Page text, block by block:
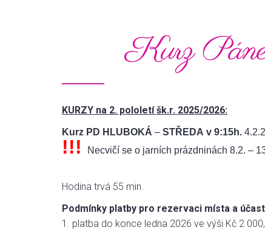
Kurz
KURZY na 2. pololetí šk.r. 2025/2026:
Kurz PD HLUBOKÁ – STŘEDA v 9:15h.
!!! Necvičí se o jarních prázdninách 8.2. –
Hodina trvá 55 min.
Podmínky platby pro rezervaci místa a
1. platba do konce ledna 2026 ve výši Kč 2